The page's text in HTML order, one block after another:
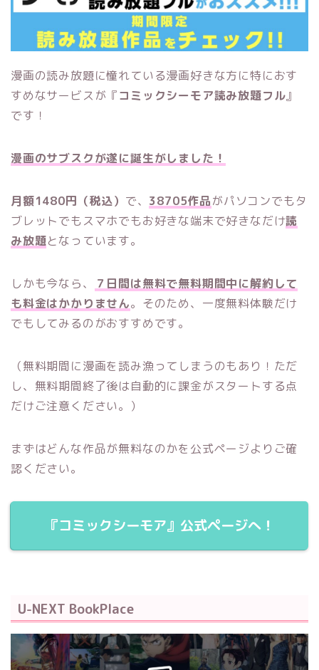
漫画の読み放題に憧れている漫画好きな方に特におす
すめなサービスが『コミックシーモア読み放題フル』
です！
漫画のサブスクが遂に誕生がしました！
月額1480円（税込） で、 38705作品がパソコンでもタ
ブレットでもスマホでもお好きな端末で好きなだけ読
み放題となっています。
しかも今なら、
７日間は無料で無料期間中に解約して
も料金はかかりません。そのため、一度無料体験だけ
でもしてみるのがおすすめです。
（無料期間に漫画を読み漁ってしまうのもあり！ただ
し、無料期間終了後は自動的に課金がスタートする点
だけご注意ください。）
まずはどんな作品が無料なのかを公式ページよりご確
認ください。
『コミックシーモア』公式ページへ！
U-NEXT BookPlace